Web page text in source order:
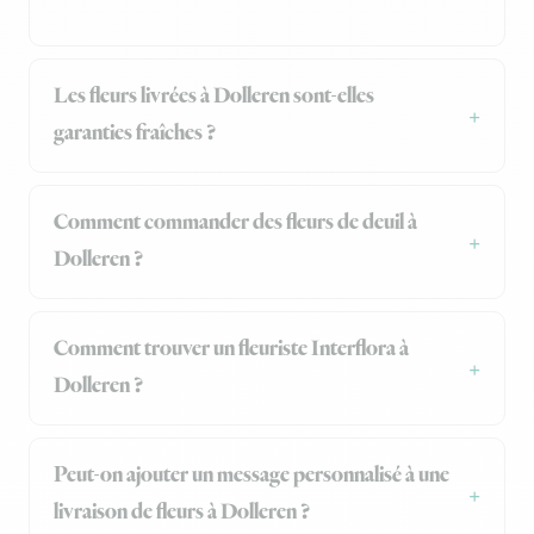
Les fleurs livrées à Dolleren sont-elles
garanties fraîches ?
Comment commander des fleurs de deuil à
Dolleren ?
Comment trouver un fleuriste Interflora à
Dolleren ?
Peut-on ajouter un message personnalisé à une
livraison de fleurs à Dolleren ?